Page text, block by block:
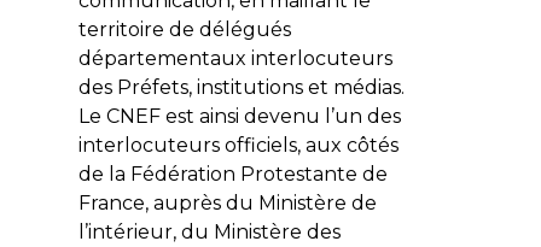
territoire de délégués
départementaux interlocuteurs
des Préfets, institutions et médias.
Le CNEF est ainsi devenu l’un des
interlocuteurs officiels, aux côtés
de la Fédération Protestante de
France, auprès du Ministère de
l’intérieur, du Ministère des